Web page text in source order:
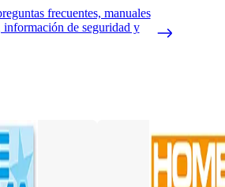
frecuentes, manuales
información de seguridad y